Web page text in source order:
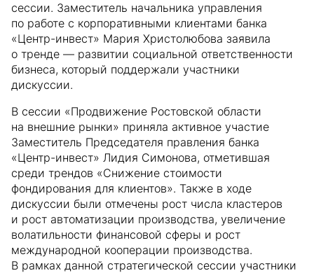
сессии. Заместитель начальника управления
по работе с корпоративными клиентами банка
«Центр-инвест» Мария Христолюбова заявила
о тренде — развитии социальной ответственности
бизнеса, который поддержали участники
дискуссии.
В сессии «Продвижение Ростовской области
на внешние рынки» приняла активное участие
Заместитель Председателя правления банка
«Центр-инвест» Лидия Симонова, отметившая
среди трендов «Снижение стоимости
фондирования для клиентов». Также в ходе
дискуссии были отмечены рост числа кластеров
и рост автоматизации производства, увеличение
волатильности финансовой сферы и рост
международной кооперации производства.
В рамках данной стратегической сессии участники